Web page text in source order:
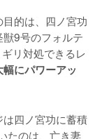
的は、四ノ宮功
9号のフォルテ
リ対処できるレ
にパワーアッ
四ノ宮功に蓄積
たのは、亡き妻